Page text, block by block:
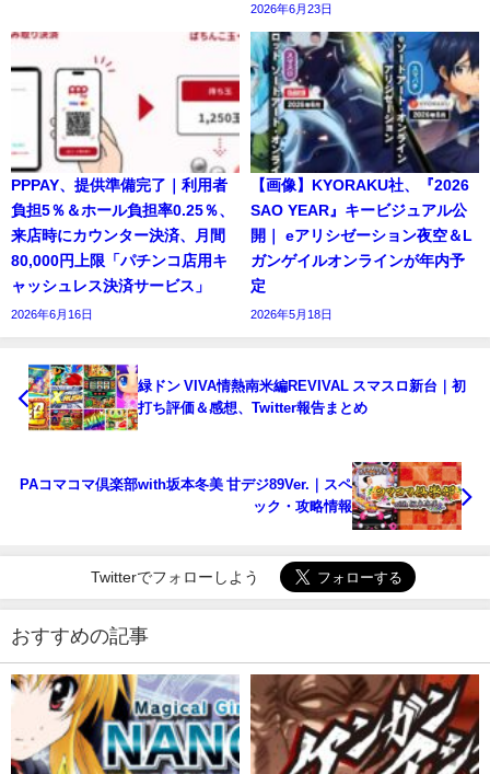
2026年6月23日
PPPAY、提供準備完了｜利用者
負担5％＆ホール負担率0.25％、
来店時にカウンター決済、月間
80,000円上限「パチンコ店用キ
ャッシュレス決済サービス」
2026年6月16日
【画像】KYORAKU社、『2026
SAO YEAR』キービジュアル公
開｜ eアリシゼーション夜空＆L
ガンゲイルオンラインが年内予
定
2026年5月18日
緑ドン VIVA情熱南米編REVIVAL スマスロ新台｜初
打ち評価＆感想、Twitter報告まとめ
PAコマコマ倶楽部with坂本冬美 甘デジ89Ver.｜スペ
ック・攻略情報
Twitterでフォローしよう
おすすめの記事